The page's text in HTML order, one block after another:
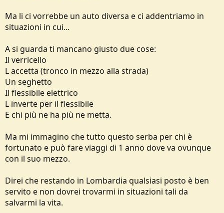
Ma li ci vorrebbe un auto diversa e ci addentriamo in
situazioni in cui...
A si guarda ti mancano giusto due cose:
Il verricello
L accetta (tronco in mezzo alla strada)
Un seghetto
Il flessibile elettrico
L inverte per il flessibile
E chi più ne ha più ne metta.
Ma mi immagino che tutto questo serba per chi è
fortunato e può fare viaggi di 1 anno dove va ovunque
con il suo mezzo.
Direi che restando in Lombardia qualsiasi posto è ben
servito e non dovrei trovarmi in situazioni tali da
salvarmi la vita.